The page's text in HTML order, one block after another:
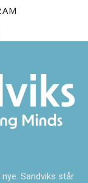
Sandviks står